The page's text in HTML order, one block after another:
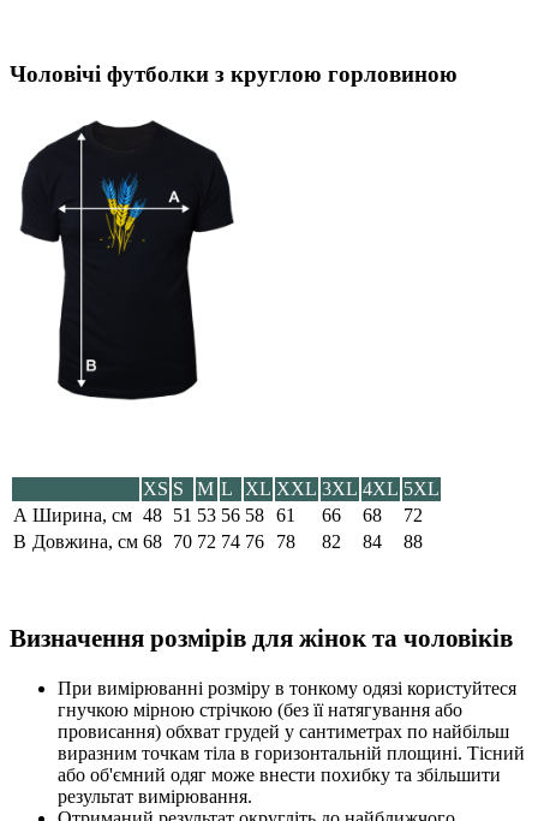
Чоловічі футболки з круглою горловиною
XS S M L XL XXL 3XL 4XL 5XL
A Ширина, см 48 51 53 56 58 61 66 68
72
B Довжина, см 68 70 72 74 76 78 82 84 88
Визначення розмірів для жінок та чоловіків
При вимірюванні розміру в тонкому одязі користуйтеся
гнучкою мірною стрічкою (без її натягування або
провисання) обхват грудей у сантиметрах по найбільш
виразним точкам тіла в горизонтальній площині. Тісний
або об'ємний одяг може внести похибку та збільшити
результат вимірювання.